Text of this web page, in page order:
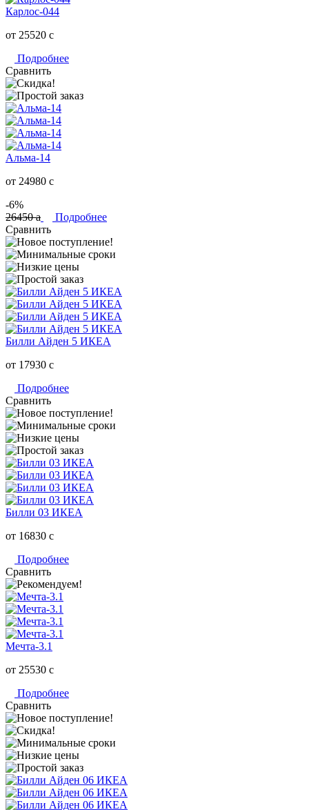
Карлос-044
от 25520 c
Подробнее
Сравнить
Альма-14
от 24980 c
-6%
26450a
Подробнее
Сравнить
Билли Айден 5 ИКЕА
от 17930 c
Подробнее
Сравнить
Билли 03 ИКЕА
от 16830 c
Подробнее
Сравнить
Мечта-3.1
от 25530 c
Подробнее
Сравнить